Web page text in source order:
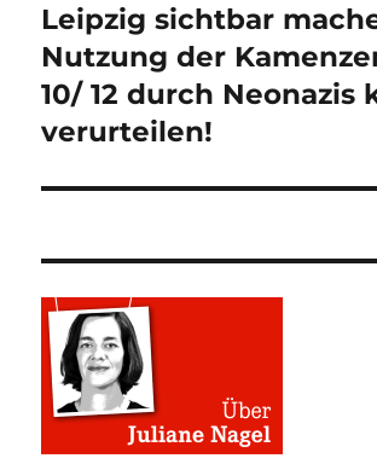
Beitrag:
Leipzig sichtbar
Nutzung der
10/ 12 durch Neonazis
verurteilen!